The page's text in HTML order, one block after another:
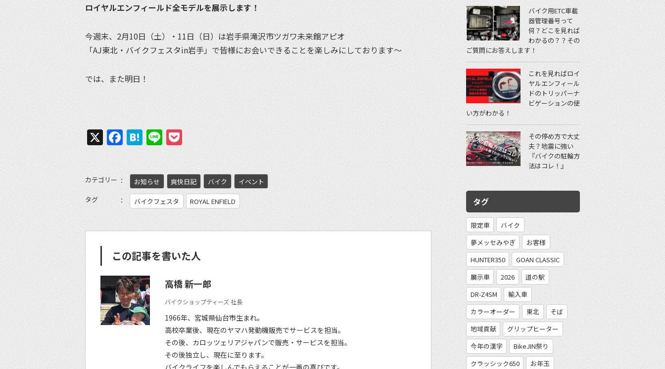
ロイヤルエンフィールド全モデルを展示します！
今週末、2月10日（土）・11日（日）は岩手県滝沢市ツガワ未来館アピオ
「AJ東北・バイクフェスタin岩手」で皆様にお会いできることを楽しみにしております〜
では、また明日！
X Facebook
Hatena
Line
カテゴリー お知らせ 爽快日記 バイク
イベント
タグ
バイクフェスタ ROYAL ENFIELD
この記事を書いた人
高橋 新一郎
バイクショップティーズ 社長
1966年、宮城県仙台市生まれ。
高校卒業後、現在のヤマハ発動機販売でサービスを担当。
その後、カロッツェリアジャパンで販売・サービスを担当。
その後独立し、現在に至ります。
バイク用ETC車載
器管理番号って
何？どこを見れば
わかるの？？その
ご質問にお答えします！
これを見ればロイ
ヤルエンフィール
ドのトリッパーナ
ビゲーションの使
い方がわかる！
その停め方で大丈
夫？地震に強い
『バイクの駐輪方
法はコレ！』
タグ
限定車
バイク
夢メッセみやぎ
お客様
HUNTER350
GOAN CLASSIC
展示車
2026
道の駅
DR-Z4SM
輸入車
カラーオーダー
東北
そば
地域貢献
グリップヒーター
今年の漢字
BikeJIN祭り
クラッシック650
お年玉